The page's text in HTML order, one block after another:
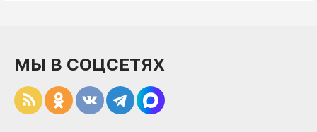
МЫ В СОЦСЕТЯХ